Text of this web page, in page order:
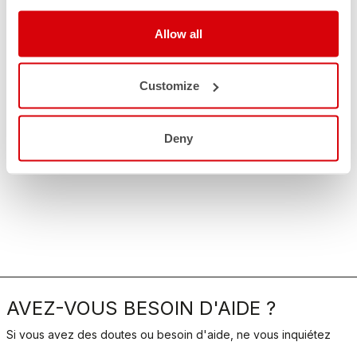
Allow all
Customize
Deny
AVEZ-VOUS BESOIN D'AIDE ?
Si vous avez des doutes ou besoin d'aide, ne vous inquiétez